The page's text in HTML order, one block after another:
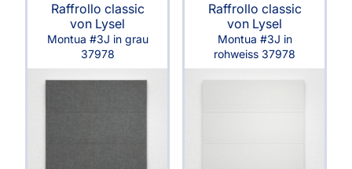
Raffrollo classic
von Lysel
Montua #3J in grau
37978
Raffrollo classic
von Lysel
Montua #3J in
rohweiss 37978